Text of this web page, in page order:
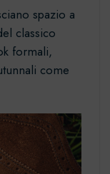
spazio a
classico
formali,
come